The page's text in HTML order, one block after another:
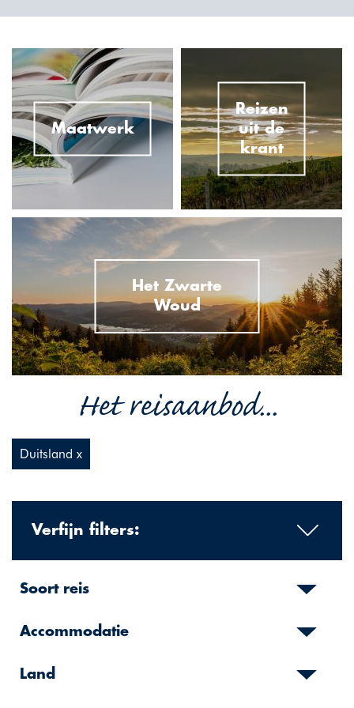
Maatwerk
Reizen
uit de
krant
Het Zwarte
Woud
Het reisaanbod...
Duitsland x
Verfijn filters:
Soort reis
Accommodatie
Land